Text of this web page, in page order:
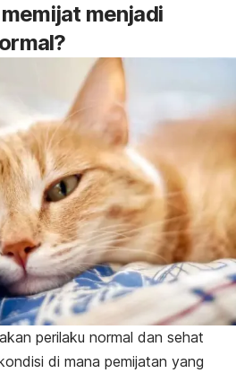
menjadi
perilaku normal dan sehat
di mana pemijatan yang